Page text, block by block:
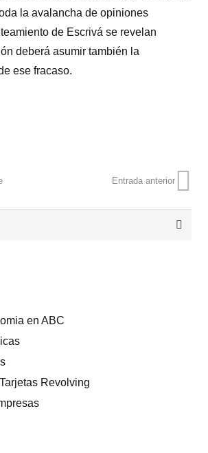
la avalancha de opiniones
de Escrivá se revelan
deberá asumir también la
ese fracaso.
Entrada anterior
en ABC
Revolving